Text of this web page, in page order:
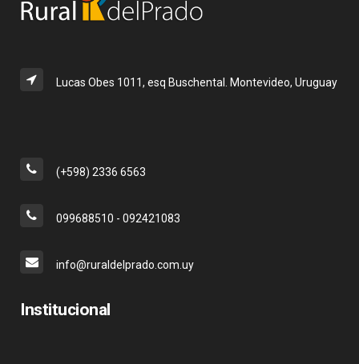
Lucas Obes 1011, esq Buschental. Montevideo, Uruguay
(+598) 2336 6563
099688510 - 092421083
info@ruraldelprado.com.uy
Institucional